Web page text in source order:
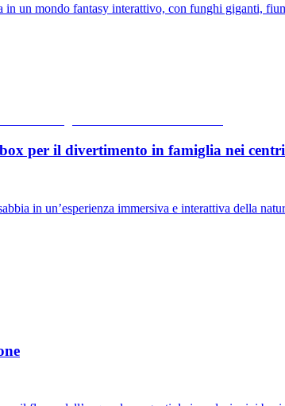
un mondo fantasy interattivo, con funghi giganti,
per il divertimento in famiglia nei
in un’esperienza immersiva e interattiva della